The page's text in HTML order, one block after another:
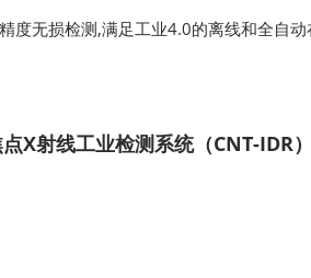
无损检测,满足工业4.0的离线和全自
X射线工业检测系统（CNT-IDR）